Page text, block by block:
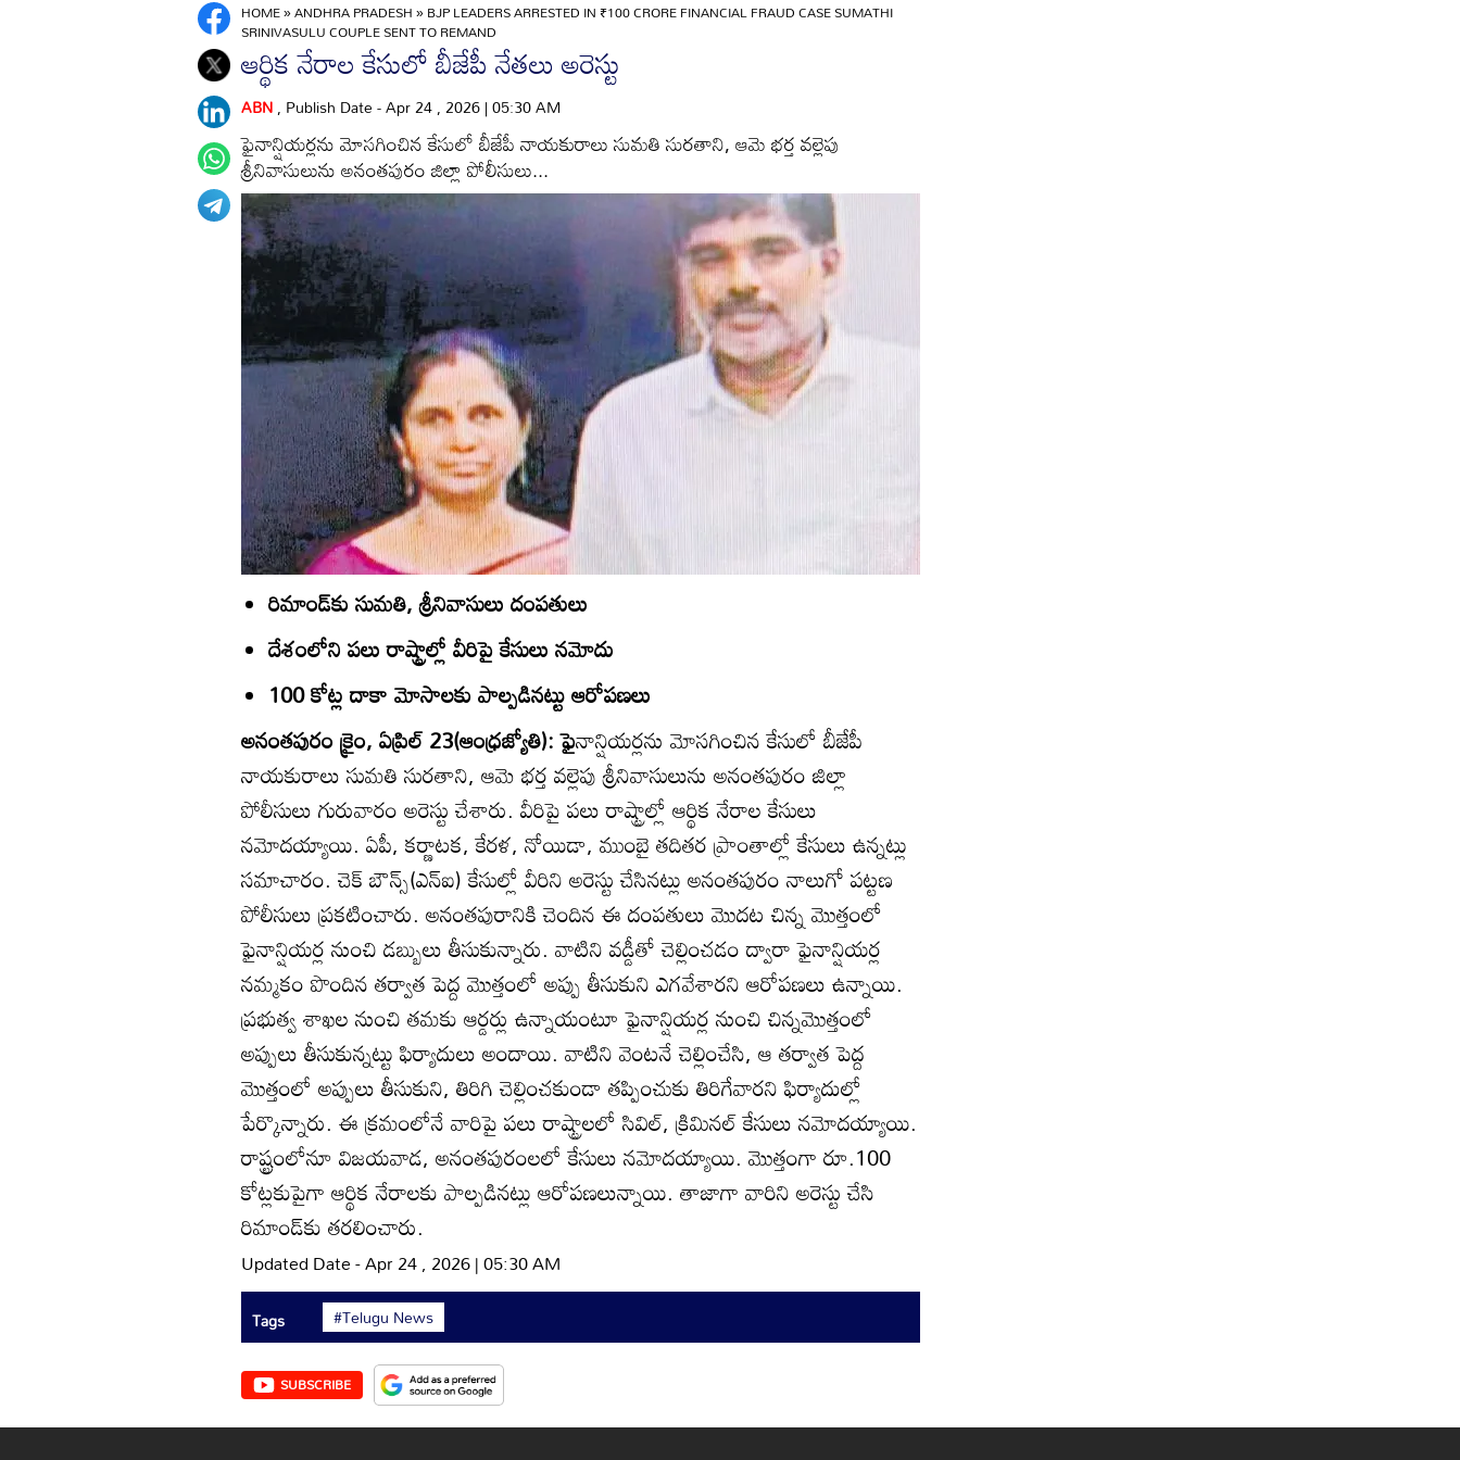
HOME»ANDHRA PRADESH»BJP LEADERS ARRESTED IN ₹100 CRORE FINANCIAL FRAUD CASE SUMATHI
SRINIVASULU COUPLE SENT TO REMAND
ఆర్థిక నేరాల కేసులో బీజేపీ నేతలు అరెస్టు
ABN, Publish Date - Apr 24 , 2026 | 05:30 AM
ఫైనాన్షియర్లను మోసగించిన కేసులో బీజేపీ నాయకురాలు సుమతి సురతాని, ఆమె భర్త వల్లెపు
శ్రీనివాసులును అనంతపురం జిల్లా పోలీసులు...
రిమాండ్‌కు సుమతి, శ్రీనివాసులు దంపతులు
దేశంలోని పలు రాష్ట్రాల్లో వీరిపై కేసులు నమోదు
100 కోట్ల దాకా మోసాలకు పాల్పడినట్టు ఆరోపణలు
అనంతపురం క్రైం, ఏప్రిల్‌ 23(ఆంధ్రజ్యోతి): ఫైనాన్షియర్లను మోసగించిన కేసులో బీజేపీ
నాయకురాలు సుమతి సురతాని, ఆమె భర్త వల్లెపు శ్రీనివాసులును అనంతపురం జిల్లా
పోలీసులు గురువారం అరెస్టు చేశారు. వీరిపై పలు రాష్ట్రాల్లో ఆర్థిక నేరాల కేసులు
నమోదయ్యాయి. ఏపీ, కర్ణాటక, కేరళ, నోయిడా, ముంబై తదితర ప్రాంతాల్లో కేసులు ఉన్నట్లు
సమాచారం. చెక్‌ బౌన్స్‌(ఎన్‌ఐ) కేసుల్లో వీరిని అరెస్టు చేసినట్లు అనంతపురం నాలుగో పట్టణ
పోలీసులు ప్రకటించారు. అనంతపురానికి చెందిన ఈ దంపతులు మొదట చిన్న మొత్తంలో
ఫైనాన్షియర్ల నుంచి డబ్బులు తీసుకున్నారు. వాటిని వడ్డీతో చెల్లించడం ద్వారా ఫైనాన్షియర్ల
నమ్మకం పొందిన తర్వాత పెద్ద మొత్తంలో అప్పు తీసుకుని ఎగవేశారని ఆరోపణలు ఉన్నాయి.
ప్రభుత్వ శాఖల నుంచి తమకు ఆర్డర్లు ఉన్నాయంటూ ఫైనాన్షియర్ల నుంచి చిన్నమొత్తంలో
అప్పులు తీసుకున్నట్టు ఫిర్యాదులు అందాయి. వాటిని వెంటనే చెల్లించేసి, ఆ తర్వాత పెద్ద
మొత్తంలో అప్పులు తీసుకుని, తిరిగి చెల్లించకుండా తప్పించుకు తిరిగేవారని ఫిర్యాదుల్లో
పేర్కొన్నారు. ఈ క్రమంలోనే వారిపై పలు రాష్ట్రాలలో సివిల్‌, క్రిమినల్‌ కేసులు నమోదయ్యాయి.
రాష్ట్రంలోనూ విజయవాడ, అనంతపురంలలో కేసులు నమోదయ్యాయి. మొత్తంగా రూ.100
కోట్లకుపైగా ఆర్థిక నేరాలకు పాల్పడినట్లు ఆరోపణలున్నాయి. తాజాగా వారిని అరెస్టు చేసి
రిమాండ్‌కు తరలించారు.
Updated Date - Apr 24 , 2026 | 05:30 AM
Tags #Telugu News
SUBSCRIBE